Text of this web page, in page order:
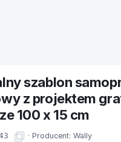
szablon
z projektem
100 x 15 cm
· Producent: Wally